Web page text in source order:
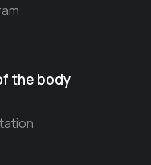
the body